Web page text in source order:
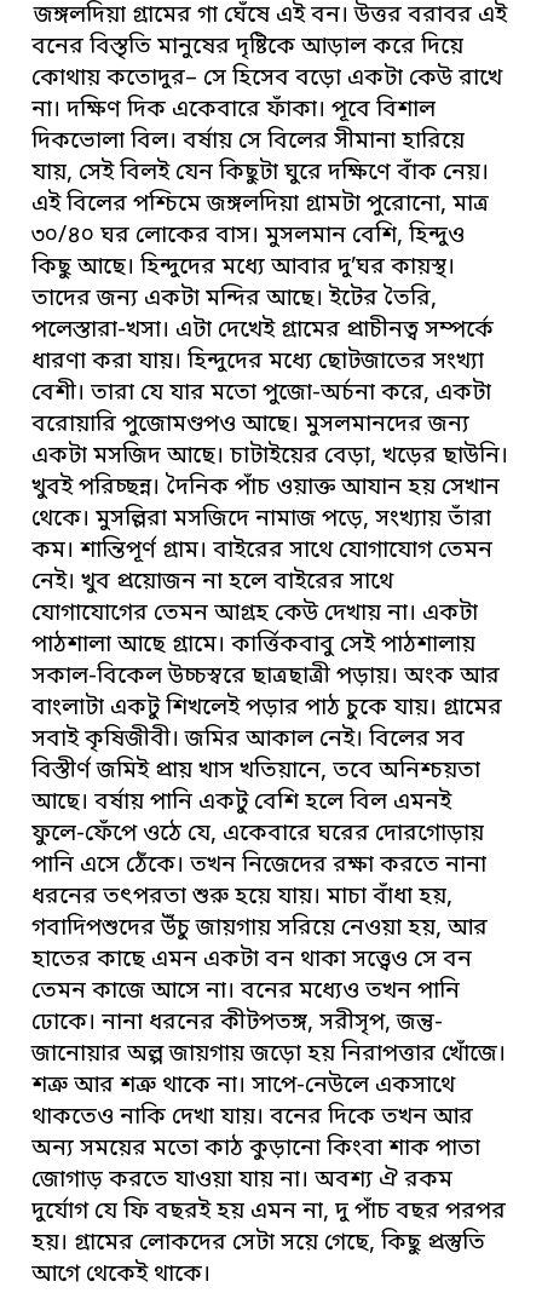
জঙ্গলদিয়া গ্রামের গা ঘেঁষে এই বন। উত্তর বরাবর এই
বনের বিস্তৃতি মানুষের দৃষ্টিকে আড়াল করে দিয়ে
কোথায় কতোদুর– সে হিসেব বড়ো একটা কেউ রাখে
না। দক্ষিণ দিক একেবারে ফাঁকা। পূবে বিশাল
দিকভোলা বিল। বর্ষায় সে বিলের সীমানা হারিয়ে
যায়, সেই বিলই যেন কিছুটা ঘুরে দক্ষিণে বাঁক নেয়।
এই বিলের পশ্চিমে জঙ্গলদিয়া গ্রামটা পুরোনো, মাত্র
৩০/৪০ ঘর লোকের বাস। মুসলমান বেশি, হিন্দুও
কিছু আছে। হিন্দুদের মধ্যে আবার দু’ঘর কায়স্থ।
তাদের জন্য একটা মন্দির আছে। ইটের তৈরি,
পলেস্তারা-খসা। এটা দেখেই গ্রামের প্রাচীনত্ব সম্পর্কে
ধারণা করা যায়। হিন্দুদের মধ্যে ছোটজাতের সংখ্যা
বেশী। তারা যে যার মতো পুজো-অর্চনা করে, একটা
বরোয়ারি পুজোমণ্ডপও আছে। মুসলমানদের জন্য
একটা মসজিদ আছে। চাটাইয়ের বেড়া, খড়ের ছাউনি।
খুবই পরিচ্ছন্ন। দৈনিক পাঁচ ওয়াক্ত আযান হয় সেখান
থেকে। মুসল্লিরা মসজিদে নামাজ পড়ে, সংখ্যায় তাঁরা
কম। শান্তিপূর্ণ গ্রাম। বাইরের সাথে যোগাযোগ তেমন
নেই। খুব প্রয়োজন না হলে বাইরের সাথে
যোগাযোগের তেমন আগ্রহ কেউ দেখায় না। একটা
পাঠশালা আছে গ্রামে। কার্ত্তিকবাবু সেই পাঠশালায়
সকাল-বিকেল উচ্চস্বরে ছাত্রছাত্রী পড়ায়। অংক আর
বাংলাটা একটু শিখলেই পড়ার পাঠ চুকে যায়। গ্রামের
সবাই কৃষিজীবী। জমির আকাল নেই। বিলের সব
বিস্তীর্ণ জমিই প্রায় খাস খতিয়ানে, তবে অনিশ্চয়তা
আছে। বর্ষায় পানি একটু বেশি হলে বিল এমনই
ফুলে-ফেঁপে ওঠে যে, একেবারে ঘরের দোরগোড়ায়
পানি এসে ঠেঁকে। তখন নিজেদের রক্ষা করতে নানা
ধরনের তৎপরতা শুরু হয়ে যায়। মাচা বাঁধা হয়,
গবাদিপশুদের উঁচু জায়গায় সরিয়ে নেওয়া হয়, আর
হাতের কাছে এমন একটা বন থাকা সত্ত্বেও সে বন
তেমন কাজে আসে না। বনের মধ্যেও তখন পানি
ঢোকে। নানা ধরনের কীটপতঙ্গ, সরীসৃপ, জন্তু-
জানোয়ার অল্প জায়গায় জড়ো হয় নিরাপত্তার খোঁজে।
শত্রু আর শত্রু থাকে না। সাপে-নেউলে একসাথে
থাকতেও নাকি দেখা যায়। বনের দিকে তখন আর
অন্য সময়ের মতো কাঠ কুড়ানো কিংবা শাক পাতা
জোগাড় করতে যাওয়া যায় না। অবশ্য ঐ রকম
দুর্যোগ যে ফি বছরই হয় এমন না, দু পাঁচ বছর পরপর
হয়। গ্রামের লোকদের সেটা সয়ে গেছে, কিছু প্রস্তুতি
আগে থেকেই থাকে।